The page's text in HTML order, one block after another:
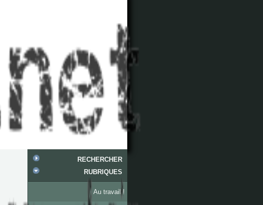
RECHERCHER
RUBRIQUES
Au travail !